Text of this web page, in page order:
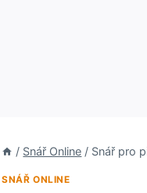
/ Snář Online / Snář pro
SNÁŘ ONLINE